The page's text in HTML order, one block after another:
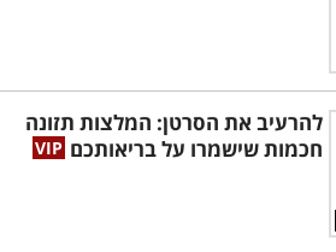
להרעיב את הסרטן: המלצות תזונה
חכמות שישמרו על בריאותכם